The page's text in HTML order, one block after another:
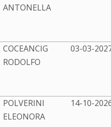
ANTONELLA
COCEANCIG
RODOLFO
03-03-
POLVERINI
ELEONORA
14-10-